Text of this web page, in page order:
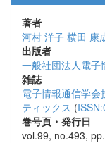
著者
河村 洋子 横田 康
出版者
一般社団法人電子
雑誌
電子情報通信学
ティックス (
巻号頁・発行日
vol.99, no.493,